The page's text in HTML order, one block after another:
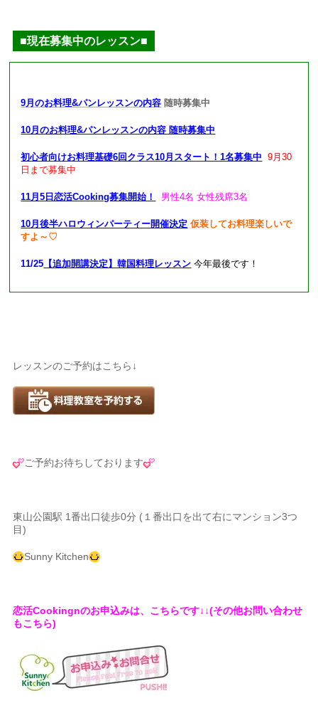
■現在募集中のレッスン■
9月のお料理&パンレッスンの内容 随時募集中
10月のお料理&パンレッスンの内容 随時募集中
初心者向けお料理基礎6回クラス10月スタート！1名募集中
9月30
日まで募集中
11月5日恋活Cooking募集開始！ 男性4名 女性残席3名
10月後半ハロウィンパーティー開催決定 仮装してお料理楽しいで
すよ～♡
11/25 【追加開講決定】韓国料理レッスン 今年最後です！
レッスンのご予約はこちら↓
ご予約お待ちしております
東山公園駅 1番出口徒歩0分 (１番出口を出て右にマンション3つ
目)
Sunny Kitchen
恋活Cookingnのお申込みは、こちらです↓↓(その他お問い合わせ
もこちら)